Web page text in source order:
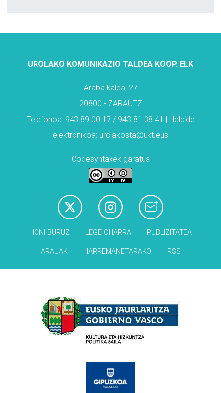
UROLAKO KOMUNIKAZIO TALDEA KOOP. ELK
Araba kalea, 27
20800 - ZARAUTZ
Telefonoa: 943 89 00 17 / 943 81 38 41 | Helbide
elektronikoa: urolakosta@ukt.eus
Codesyntaxek garatua
HONI BURUZ LEGE OHARRA PUBLIZITATEA
ARAUAK HARREMANETARAKO RSS